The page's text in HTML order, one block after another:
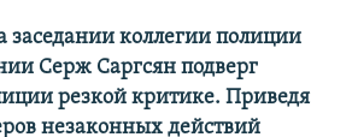
заседании коллегии полиции
Серж Саргсян подверг
резкой критике. Приведя
незаконных действий